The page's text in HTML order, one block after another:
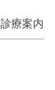
診療案内